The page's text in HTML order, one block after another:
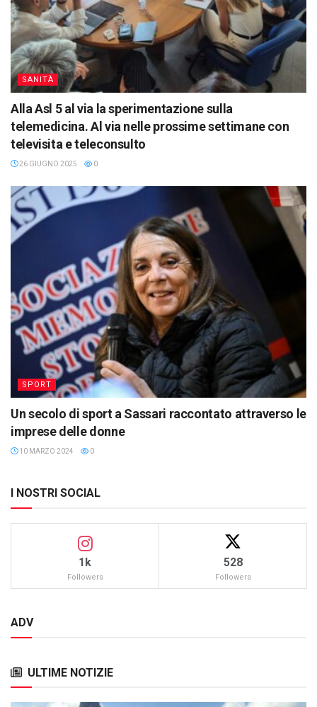
SANITÀ
Alla Asl 5 al via la sperimentazione sulla
telemedicina. Al via nelle prossime settimane con
televisita e teleconsulto
26 GIUGNO 2025 0
SPORT
Un secolo di sport a Sassari raccontato attraverso le
imprese delle donne
10 MARZO 2024 0
I NOSTRI SOCIAL
1k
Followers
528
Followers
ADV
ULTIME NOTIZIE